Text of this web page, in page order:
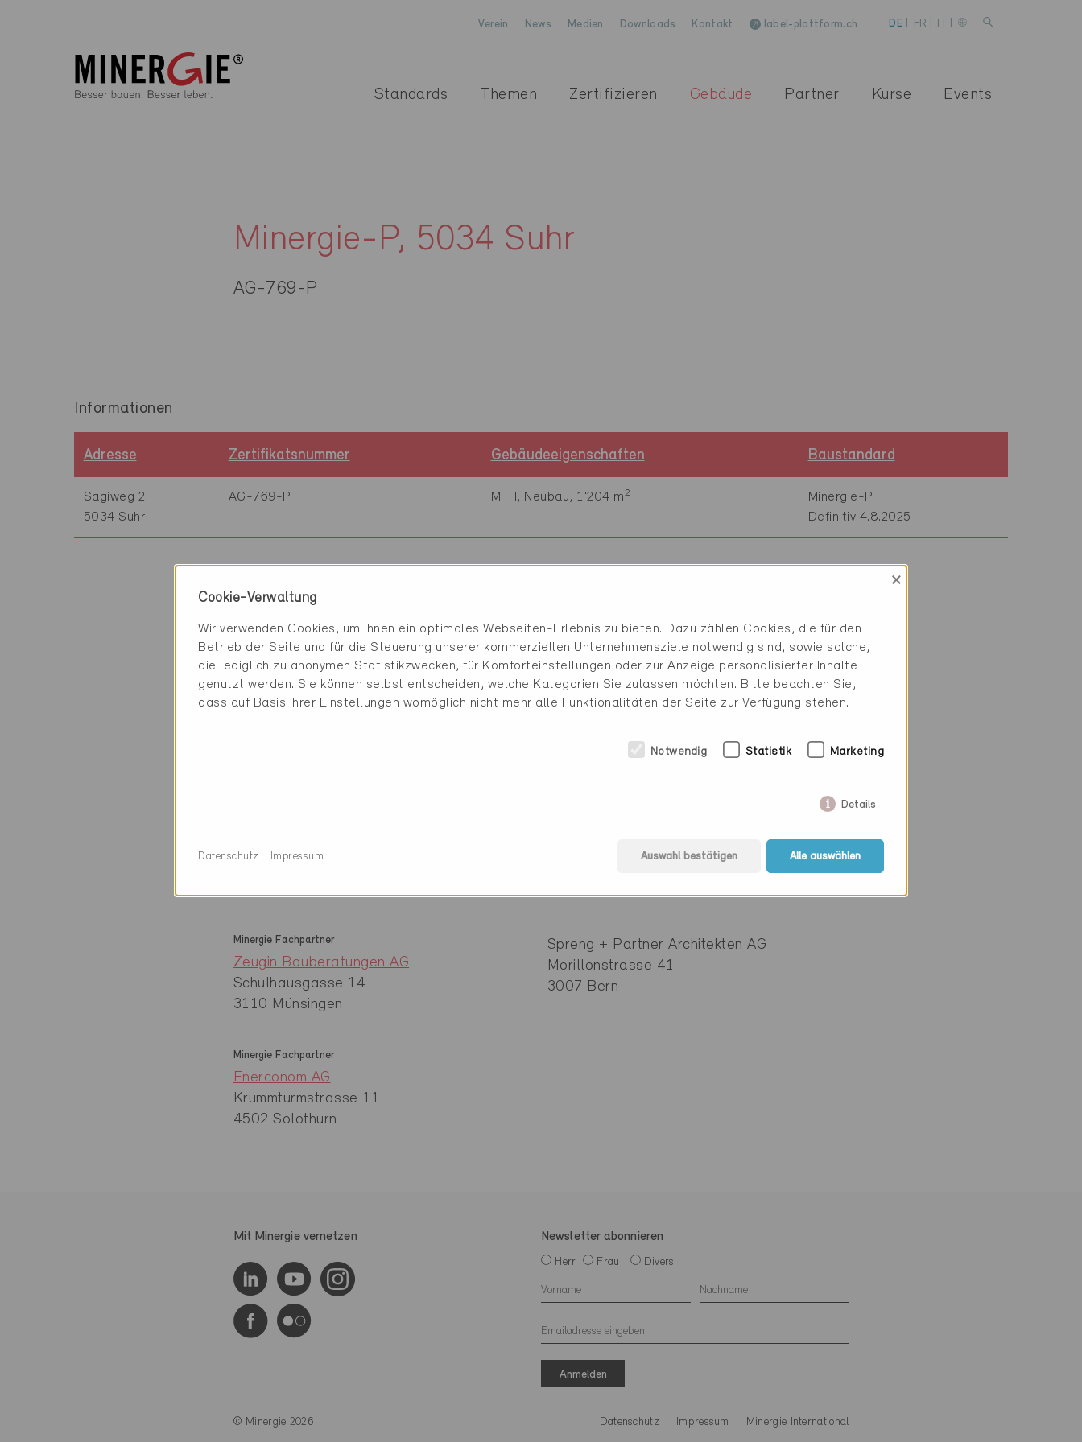
Verein News Medien Downloads Kontakt label-plattform.ch DE FR
Standards Themen Zertifizieren Gebäude Partner Kurse Events
Minergie-P, 5034 Suhr
AG-769-P
Informationen
Adresse Zertifikatsnummer Gebäudeeigenschaften Baustandard
Sagiweg 2
5034 Suhr
AG-769-P MFH, Neubau, 1'204 m2
Minergie-P
Definitiv 4.8.2025
Heizung
100% Grundwasser-WP, indirekt, Heizung
Warmwasser
100% Luft-Wärmepumpe, Warmwasser
GLB Generalunternehmung
GLB Genossenschaft
Minergie Fachpartner
Zeugin Bauberatungen AG
Schulhausgasse 14
3110 Münsingen
Spreng + Partner Architekten AG
Morillonstrasse 41
3007 Bern
Minergie Fachpartner
Enerconom AG
Krummturmstrasse 11
4502 Solothurn
Mit Minergie vernetzen Newsletter abonnieren
Herr Frau Divers
Anmelden
© Minergie 2026 Datenschutz Impressum Minergie International
Cookie-Verwaltung
×
Wir verwenden Cookies, um Ihnen ein optimales Webseiten-Erlebnis zu bieten. Dazu zählen Cookies, die für den
Betrieb der Seite und für die Steuerung unserer kommerziellen Unternehmensziele notwendig sind, sowie solche,
die lediglich zu anonymen Statistikzwecken, für Komforteinstellungen oder zur Anzeige personalisierter Inhalte
genutzt werden. Sie können selbst entscheiden, welche Kategorien Sie zulassen möchten. Bitte beachten Sie,
dass auf Basis Ihrer Einstellungen womöglich nicht mehr alle Funktionalitäten der Seite zur Verfügung stehen.
Notwendig Statistik Marketing
Details
Auswahl bestätigen Alle auswählen
Datenschutz Impressum